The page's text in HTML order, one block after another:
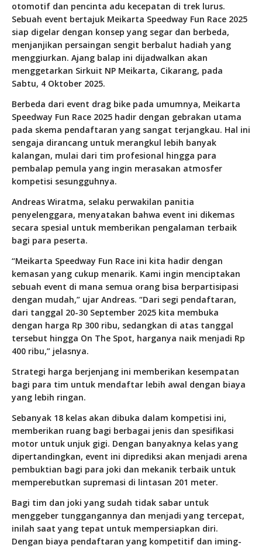
otomotif dan pencinta adu kecepatan di trek lurus.
Sebuah event bertajuk Meikarta Speedway Fun Race 2025
siap digelar dengan konsep yang segar dan berbeda,
menjanjikan persaingan sengit berbalut hadiah yang
menggiurkan. Ajang balap ini dijadwalkan akan
menggetarkan Sirkuit NP Meikarta, Cikarang, pada
Sabtu, 4 Oktober 2025.
Berbeda dari event drag bike pada umumnya, Meikarta
Speedway Fun Race 2025 hadir dengan gebrakan utama
pada skema pendaftaran yang sangat terjangkau. Hal ini
sengaja dirancang untuk merangkul lebih banyak
kalangan, mulai dari tim profesional hingga para
pembalap pemula yang ingin merasakan atmosfer
kompetisi sesungguhnya.
Andreas Wiratma, selaku perwakilan panitia
penyelenggara, menyatakan bahwa event ini dikemas
secara spesial untuk memberikan pengalaman terbaik
bagi para peserta.
“Meikarta Speedway Fun Race ini kita hadir dengan
kemasan yang cukup menarik. Kami ingin menciptakan
sebuah event di mana semua orang bisa berpartisipasi
dengan mudah,” ujar Andreas. “Dari segi pendaftaran,
dari tanggal 20-30 September 2025 kita membuka
dengan harga Rp 300 ribu, sedangkan di atas tanggal
tersebut hingga On The Spot, harganya naik menjadi Rp
400 ribu,” jelasnya.
Strategi harga berjenjang ini memberikan kesempatan
bagi para tim untuk mendaftar lebih awal dengan biaya
yang lebih ringan.
Sebanyak 18 kelas akan dibuka dalam kompetisi ini,
memberikan ruang bagi berbagai jenis dan spesifikasi
motor untuk unjuk gigi. Dengan banyaknya kelas yang
dipertandingkan, event ini diprediksi akan menjadi arena
pembuktian bagi para joki dan mekanik terbaik untuk
memperebutkan supremasi di lintasan 201 meter.
Bagi tim dan joki yang sudah tidak sabar untuk
menggeber tunggangannya dan menjadi yang tercepat,
inilah saat yang tepat untuk mempersiapkan diri.
Dengan biaya pendaftaran yang kompetitif dan iming-